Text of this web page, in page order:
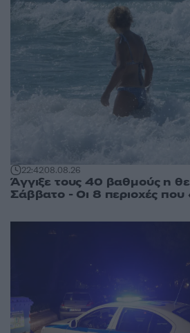
22:4208.08.26
Άγγιξε τους 40 βαθμούς η
Σάββατο - Οι 8 περιοχές